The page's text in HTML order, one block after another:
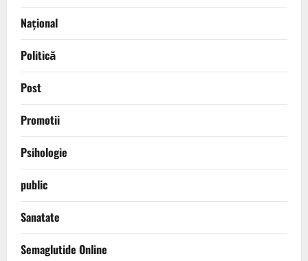
Național
Politică
Post
Promotii
Psihologie
public
Sanatate
Semaglutide Online